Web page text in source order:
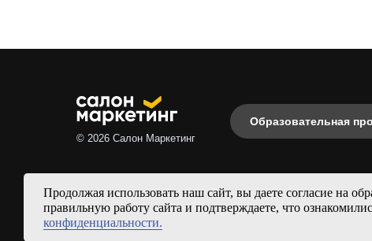
Продолжая использовать наш сайт, вы даете согласие на
правильную работу сайта и подтверждаете, что
конфиденциальности.
© 2026 Салон Маркетинг
Образовательная